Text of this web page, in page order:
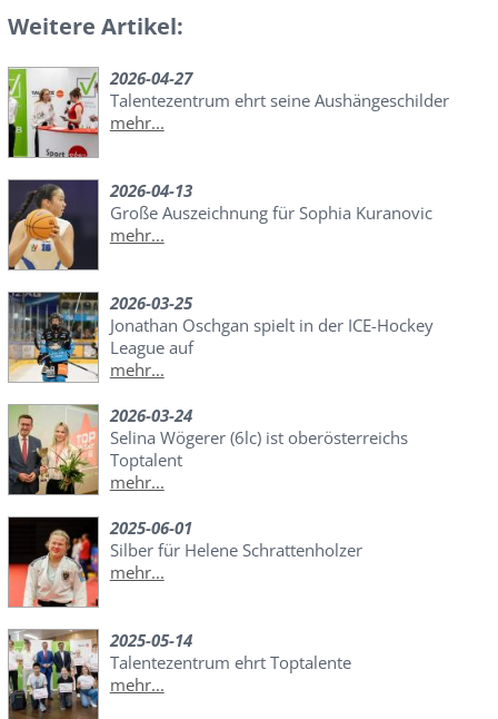
Weitere Artikel:
2026-04-27
Talentezentrum ehrt seine Aushängeschilder
mehr...
2026-04-13
Große Auszeichnung für Sophia Kuranovic
mehr...
2026-03-25
Jonathan Oschgan spielt in der ICE-Hockey
League auf
mehr...
2026-03-24
Selina Wögerer (6lc) ist oberösterreichs
Toptalent
mehr...
2025-06-01
Silber für Helene Schrattenholzer
mehr...
2025-05-14
Talentezentrum ehrt Toptalente
mehr...